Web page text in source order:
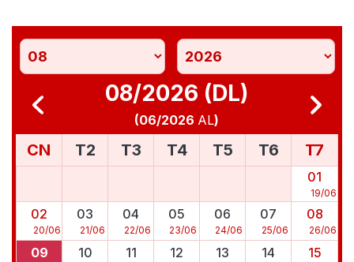
08/2026 (DL)
(06/2026 AL)
CN T2 T3 T4 T5 T6 T7
01
19/06
02
20/06
03
21/06
04
22/06
05
23/06
06
24/06
07
25/06
08
26/06
09 10 11 12 13 14 15